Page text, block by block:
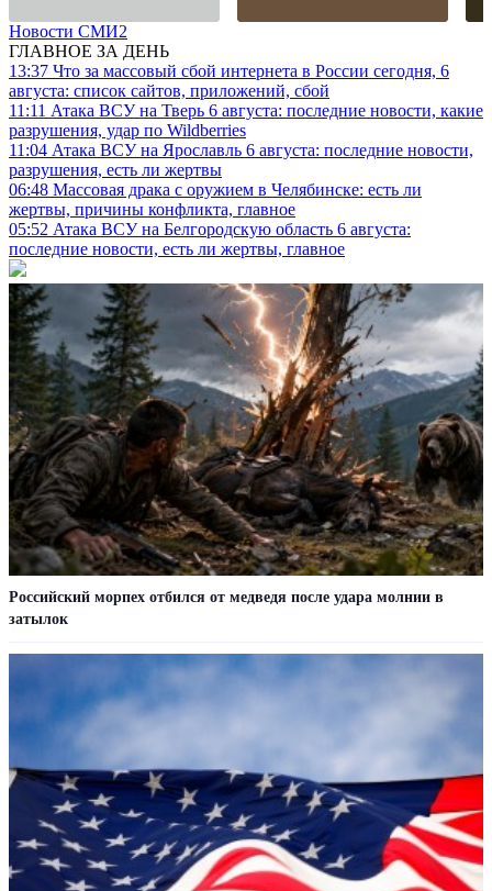
Новости СМИ2
ГЛАВНОЕ ЗА ДЕНЬ
13:37 Что за массовый сбой интернета в России сегодня, 6
августа: список сайтов, приложений, сбой
11:11 Атака ВСУ на Тверь 6 августа: последние новости, какие
разрушения, удар по Wildberries
11:04 Атака ВСУ на Ярославль 6 августа: последние новости,
разрушения, есть ли жертвы
06:48 Массовая драка с оружием в Челябинске: есть ли
жертвы, причины конфликта, главное
05:52 Атака ВСУ на Белгородскую область 6 августа:
последние новости, есть ли жертвы, главное
Российский морпех отбился от медведя после удара молнии в
затылок